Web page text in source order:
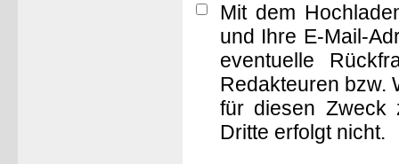
Mit dem
und Ihre E-Mail-
eventuelle
Redakteuren bzw.
für diesen Zweck
Dritte erfolgt nicht.